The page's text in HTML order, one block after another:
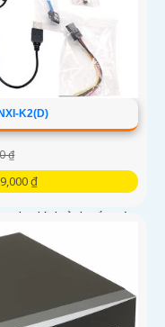
K2(D)
₫
₫
cho hình ảnh sắc nét
chuẩn nén H.265+,
bị tích hợp 2 ổ